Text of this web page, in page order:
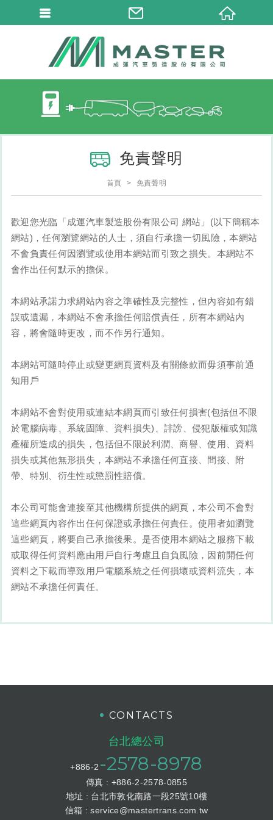
免責聲明
首頁 免責聲明
歡迎您光臨「成運汽車製造股份有限公司 網站」(以下簡稱本
網站)，任何瀏覽網站的人士，須自行承擔一切風險，本網站
不會負責任何因瀏覽或使用本網站而引致之損失。本網站不
會作出任何默示的擔保。
本網站承諾力求網站內容之準確性及完整性，但內容如有錯
誤或遺漏，本網站不會承擔任何賠償責任，所有本網站內
容，將會隨時更改，而不作另行通知。
本網站可隨時停止或變更網頁資料及有關條款而毋須事前通
知用戶
本網站不會對使用或連結本網頁而引致任何損害(包括但不限
於電腦病毒、系統固障、資料損失)、誹謗、侵犯版權或知識
產權所造成的損失，包括但不限於利潤、商譽、使用、資料
損失或其他無形損失，本網站不承擔任何直接、間接、附
帶、特別、衍生性或懲罰性賠償。
本公司可能會連接至其他機構所提供的網頁，本公司不會對
這些網頁內容作出任何保證或承擔任何責任。使用者如瀏覽
這些網頁，將要自己承擔後果。是否使用本網站之服務下載
或取得任何資料應由用戶自行考慮且自負風險，因前開任何
資料之下載而導致用戶電腦系統之任何損壞或資料流失，本
網站不承擔任何責任。
CONTACTS
台北總公司
+886-2 -2578-8978
傳真 : +886-2-2578-0855
地址 : 台北市敦化南路一段25號10樓
信箱 :service@mastertrans.com.tw